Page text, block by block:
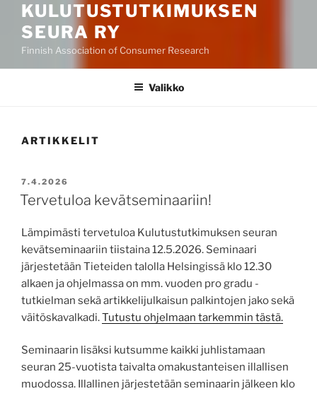
KULUTUSTUTKIMUKSEN
SEURA RY
Finnish Association of Consumer Research
Valikko
ARTIKKELIT
JULKAISTU
7.4.2026
Tervetuloa kevätseminaariin!
Lämpimästi tervetuloa Kulutustutkimuksen seuran
kevätseminaariin tiistaina 12.5.2026. Seminaari
järjestetään Tieteiden talolla Helsingissä klo 12.30
alkaen ja ohjelmassa on mm. vuoden pro gradu -
tutkielman sekä artikkelijulkaisun palkintojen jako sekä
väitöskavalkadi.Tutustu ohjelmaan tarkemmin tästä.
Seminaarin lisäksi kutsumme kaikki juhlistamaan
seuran 25-vuotista taivalta omakustanteisen illallisen
muodossa. Illallinen järjestetään seminaarin jälkeen klo